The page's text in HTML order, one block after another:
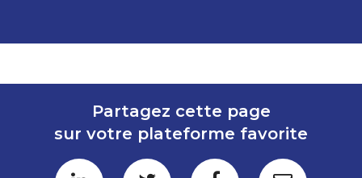
Partagez cette page
sur votre plateforme favorite